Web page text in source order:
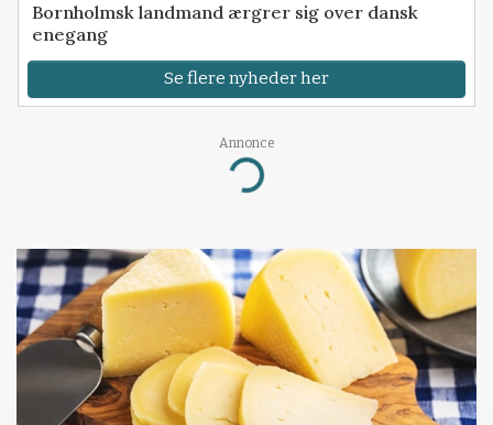
Bornholmsk landmand ærgrer sig over dansk
enegang
Se flere nyheder her
Annonce
Loading...